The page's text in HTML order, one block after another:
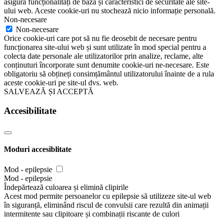
asigură funcționalități de bază și caracteristici de securitate ale site-
ului web. Aceste cookie-uri nu stochează nicio informație personală.
Non-necesare
Non-necesare
Orice cookie-uri care pot să nu fie deosebit de necesare pentru
funcționarea site-ului web și sunt utilizate în mod special pentru a
colecta date personale ale utilizatorilor prin analize, reclame, alte
conținuturi încorporate sunt denumite cookie-uri ne-necesare. Este
obligatoriu să obțineți consimțământul utilizatorului înainte de a rula
aceste cookie-uri pe site-ul dvs. web.
SALVEAZĂ ȘI ACCEPTĂ
Accesibilitate
Moduri accesiblitate
Mod - epilepsie
Mod - epilepsie
Îndepărtează culoarea și elimină clipirile
Acest mod permite persoanelor cu epilepsie să utilizeze site-ul web
în siguranță, eliminând riscul de convulsii care rezultă din animații
intermitente sau clipitoare și combinații riscante de culori